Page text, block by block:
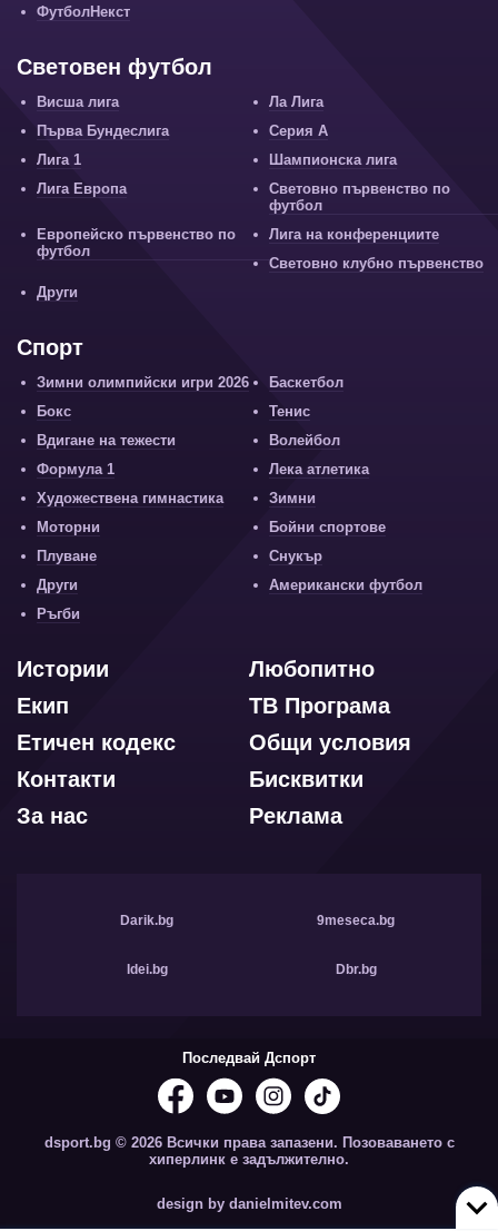
ФутболНекст
Световен футбол
Висша лига
Ла Лига
Първа Бундеслига
Серия А
Лига 1
Шампионска лига
Лига Европа
Световно първенство по
футбол
Европейско първенство по
футбол
Лига на конференциите
Световно клубно първенство
Други
Спорт
Зимни олимпийски игри 2026
Баскетбол
Бокс
Тенис
Вдигане на тежести
Волейбол
Формула 1
Лека атлетика
Художествена гимнастика
Зимни
Моторни
Бойни спортове
Плуване
Снукър
Други
Американски футбол
Ръгби
Любопитно
Истории
ТВ Програма
Екип
Общи условия
Етичен кодекс
Бисквитки
Контакти
Реклама
За нас
Darik.bg 9meseca.bg
Idei.bg Dbr.bg
Последвай Дспорт
dsport.bg © 2026 Всички права запазени. Позоваването с
хиперлинк е задължително.
design by danielmitev.com